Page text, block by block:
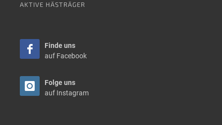
AKTIVE HÄSTRÄGER
Finde uns
auf Facebook
Folge uns
auf Instagram